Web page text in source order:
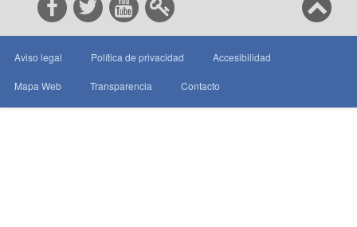
Aviso legal Política de privacidad Accesibilidad
Mapa Web Transparencia Contacto